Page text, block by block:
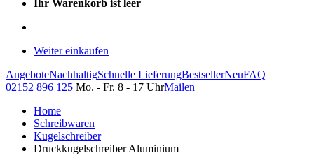
Ihr Warenkorb ist leer
Weiter einkaufen
AngeboteNachhaltigSchnelle LieferungBestsellerNeuFAQ
02152 896 125 Mo. - Fr. 8 - 17 UhrMailen
Home
Schreibwaren
Kugelschreiber
Druckkugelschreiber Aluminium